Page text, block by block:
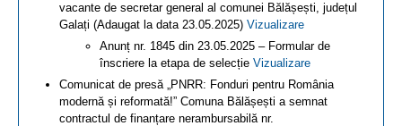
vacante de secretar general al comunei Bălășești, județul
Galați (Adaugat la data 23.05.2025) Vizualizare
Anunț nr. 1845 din 23.05.2025 – Formular de
înscriere la etapa de selecție Vizualizare
Comunicat de presă „PNRR: Fonduri pentru România
modernă și reformată!” Comuna Bălășești a semnat
contractul de finanțare nerambursabilă nr.